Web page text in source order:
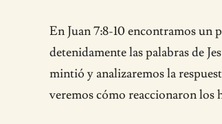
En Juan 7:8-10 encontramos un
detenidamente las palabras de
mintió y analizaremos la
veremos cómo reaccionaron los